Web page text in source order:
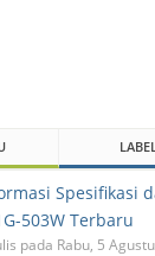
Spesifikasi
503W Terbaru
pada Rabu, 5